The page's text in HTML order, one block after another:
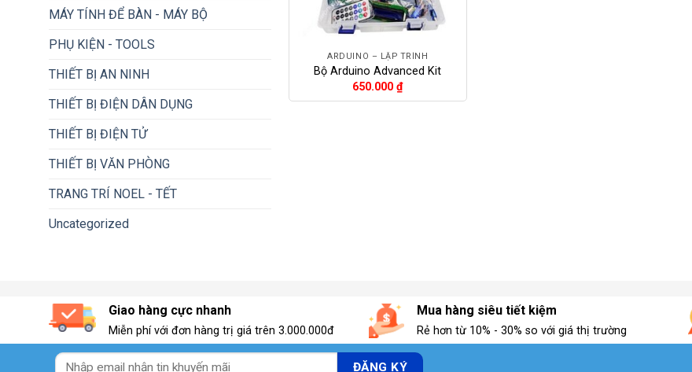
MÁY TÍNH ĐỂ BÀN - MÁY BỘ
PHỤ KIỆN - TOOLS
THIẾT BỊ AN NINH
THIẾT BỊ ĐIỆN DÂN DỤNG
THIẾT BỊ ĐIỆN TỬ
THIẾT BỊ VĂN PHÒNG
TRANG TRÍ NOEL - TẾT
Uncategorized
ARDUINO – LẬP TRÌNH
Bộ Arduino Advanced Kit
650.000₫
Giao hàng cực nhanh
Miễn phí với đơn hàng trị giá trên 3.000.000đ
Mua hàng siêu tiết kiệm
Rẻ hơn từ 10% - 30% so với giá thị trường